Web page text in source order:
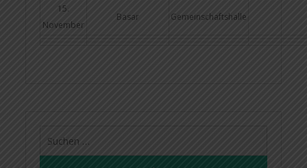
15.
November
Basar Gemeinschaftshalle